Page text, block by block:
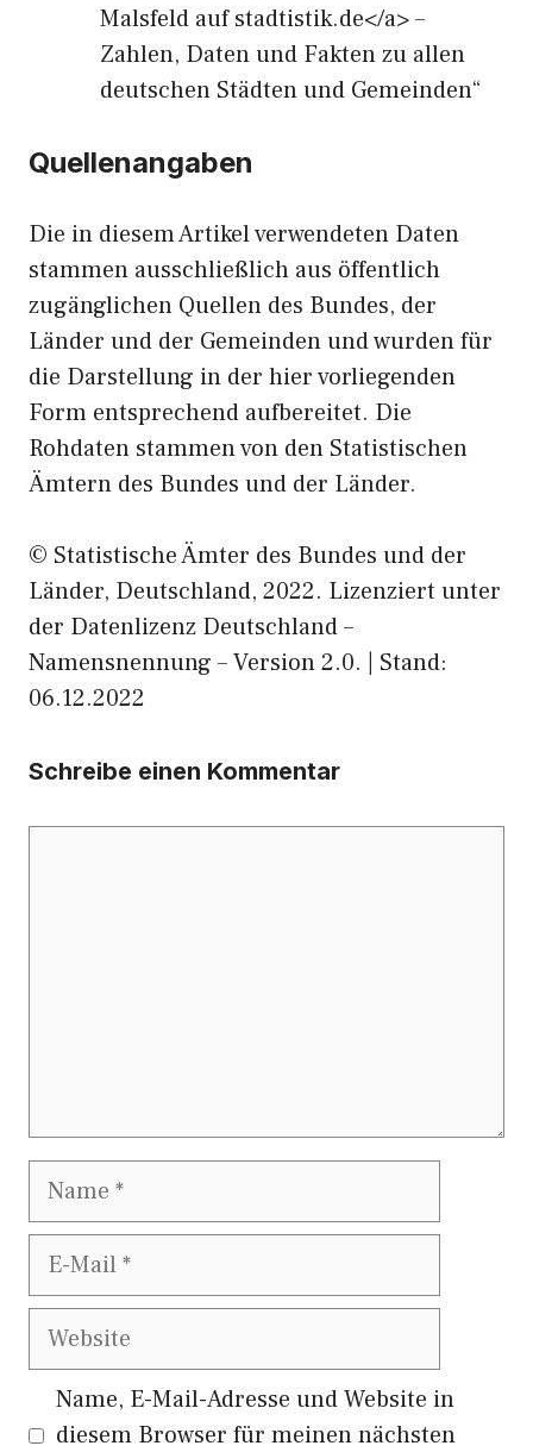
Malsfeld auf stadtistik.de</a> –
Zahlen, Daten und Fakten zu allen
deutschen Städten und Gemeinden“
Quellenangaben
Die in diesem Artikel verwendeten Daten
stammen ausschließlich aus öffentlich
zugänglichen Quellen des Bundes, der
Länder und der Gemeinden und wurden für
die Darstellung in der hier vorliegenden
Form entsprechend aufbereitet. Die
Rohdaten stammen von den Statistischen
Ämtern des Bundes und der Länder.
© Statistische Ämter des Bundes und der
Länder, Deutschland, 2022. Lizenziert unter
der Datenlizenz Deutschland –
Namensnennung – Version 2.0. | Stand:
06.12.2022
Schreibe einen Kommentar
Name
E-
Website
Name, E-Mail-Adresse und Website in
diesem Browser für meinen nächsten